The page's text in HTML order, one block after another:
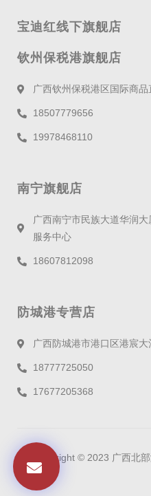
宝迪红线下旗舰店
钦州保税港旗舰店
广西钦州保税港区国际商
18507779656
19978468110
南宁旗舰店
广西南宁市民族大道华润
服务中心
18607812098
防城港专营店
广西防城港市港口区港宸大
18777725050
17677205368
Copyright © 2023 广西北